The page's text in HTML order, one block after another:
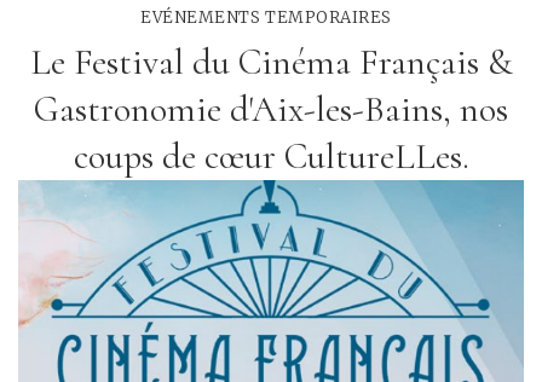
EVÉNEMENTS TEMPORAIRES
Le Festival du Cinéma Français &
Gastronomie d'Aix-les-Bains, nos
coups de cœur CultureLLes.